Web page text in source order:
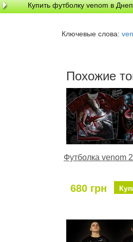
Купить футболку venom в
Ключевые слова:
Похожие
Футболка venom
680 грн